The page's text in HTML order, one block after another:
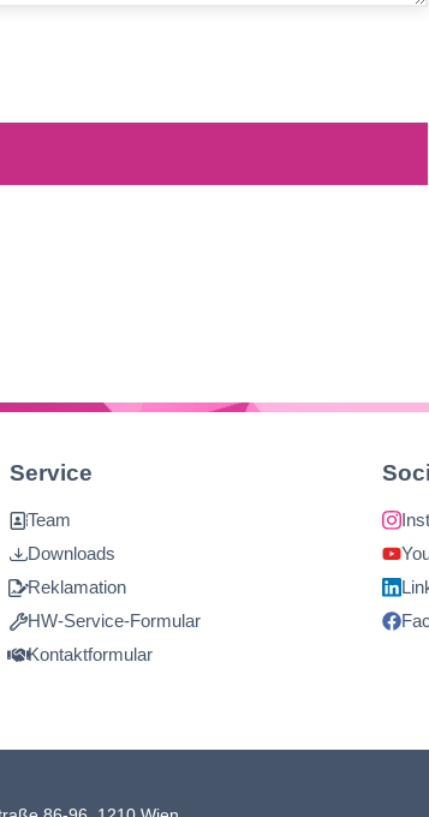
Service
Team
Downloads
Reklamation
HW-Service-Formular
Kontaktformular